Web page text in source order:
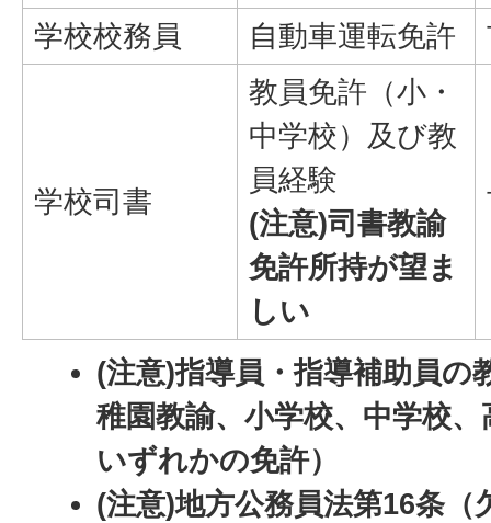
学校校務員 自動車運転免許
学校司書
教員免許（小・
中学校）及び教
員経験
(注意)司書教諭
免許所持が望ま
しい
(注意)指導員・指導補助員の
稚園教諭、小学校、中学校
いずれかの免許）
(注意)地方公務員法第16条（